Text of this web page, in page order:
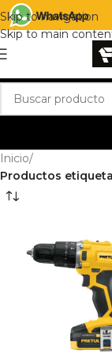
Skip to navigation
Skip to main
Inicio/
Productos